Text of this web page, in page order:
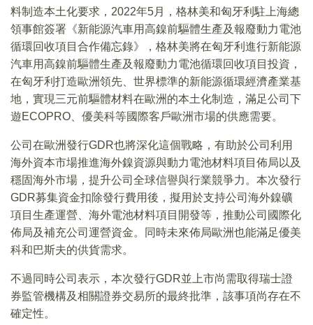
料制造本土化要求，2022年5月，格林美和匈牙利駐上海總
領事館簽署《新能源汽車用高鎳前驅體生產及報廢動力電池
循環回收項目合作備忘錄》，格林美將在匈牙利進行新能源
汽車用高鎳前驅體生產及報廢動力電池循環回收項目投資，
在匈牙利打造歐洲領先、世界標準的新能源循環經濟產業基
地，實現三元前驅體材料在歐洲的本土化制造，滿足公司下
遊ECOPRO、優美科等國際客戶歐洲市場的供應需要。
公司在歐洲發行GDR也將深化這個戰略，有助於公司利用
海外資本市場推進海外鎳資源與動力電池材料項目佈局以及
穩固海外市場，提升公司全球信譽與行業競爭力。本次發行
GDR募集資金扣除發行費用後，擬用於支持公司海外鎳礦
項目生產運營、海外電池材料項目開發等，推動公司國際化
佈局及補充公司運營資金。同時未來佈局歐洲也能滿足優美
科和巴斯夫的供貨需求。
不過同時公司表示，本次發行GDR並上市尚需取得瑞士證
券監管機構及相關證券交易所的最終批準，該事項尚存在不
確定性。